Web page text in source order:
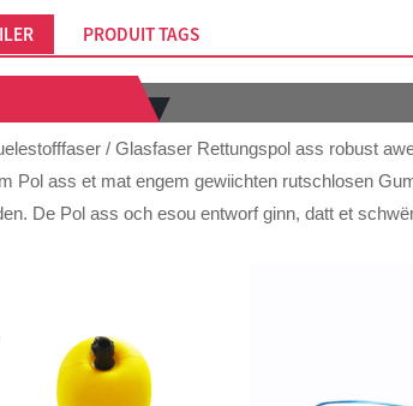
PRODUIT TAGS
/ Glasfaser Rettungspol ass robust
Pol ass et mat engem gewiichten rutschlosen
De Pol ass och esou entworf ginn, datt et